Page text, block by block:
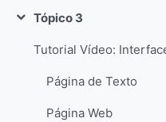
Contrair
Tópico 3
Página de Texto
Página Web